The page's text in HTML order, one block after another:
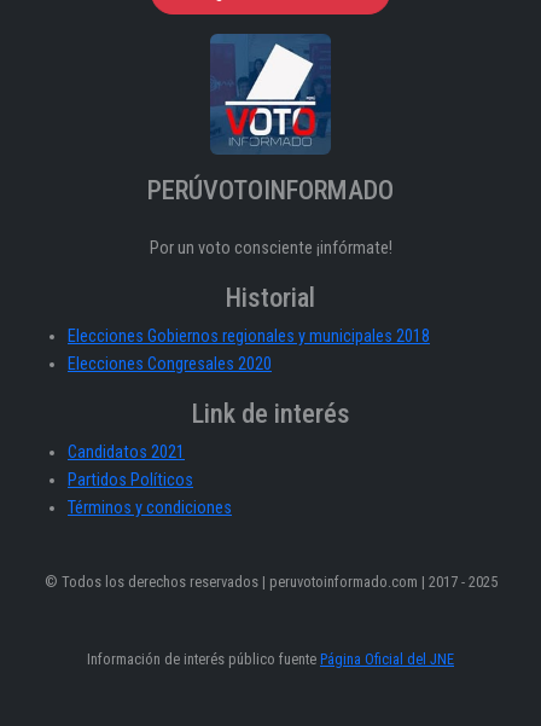
PERÚVOTOINFORMADO
Por un voto consciente ¡infórmate!
Historial
Elecciones Gobiernos regionales y municipales 2018
Elecciones Congresales 2020
Link de interés
Candidatos 2021
Partidos Políticos
Términos y condiciones
© Todos los derechos reservados | peruvotoinformado.com | 2017 - 2025
Información de interés público fuente Página Oficial del JNE